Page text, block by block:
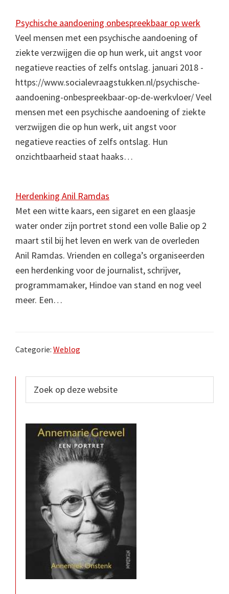
Psychische aandoening onbespreekbaar op werk
Veel mensen met een psychische aandoening of
ziekte verzwijgen die op hun werk, uit angst voor
negatieve reacties of zelfs ontslag. januari 2018 -
https://www.socialevraagstukken.nl/psychische-
aandoening-onbespreekbaar-op-de-werkvloer/ Veel
mensen met een psychische aandoening of ziekte
verzwijgen die op hun werk, uit angst voor
negatieve reacties of zelfs ontslag. Hun
onzichtbaarheid staat haaks…
Herdenking Anil Ramdas
Met een witte kaars, een sigaret en een glaasje
water onder zijn portret stond een volle Balie op 2
maart stil bij het leven en werk van de overleden
Anil Ramdas. Vrienden en collega’s organiseerden
een herdenking voor de journalist, schrijver,
programmamaker, Hindoe van stand en nog veel
meer. Een…
Categorie: Weblog
Primaire
Sidebar
op